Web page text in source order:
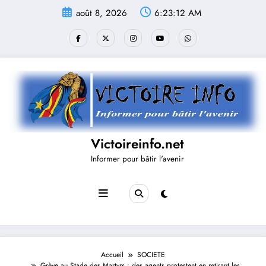
août 8, 2026 6:23:12 AM
Victoireinfo.net
Informer pour bâtir l'avenir
Accueil
SOCIETE